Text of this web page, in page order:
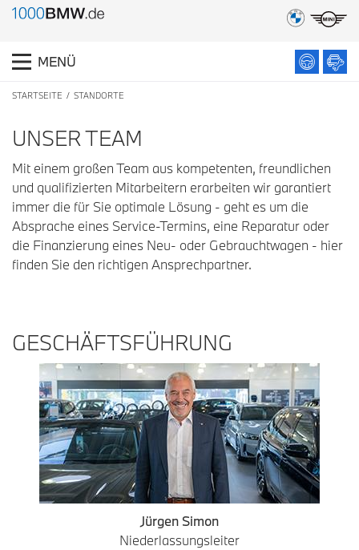
MENÜ
STARTSEITE STANDORTE
UNSER TEAM
Mit einem großen Team aus kompetenten, freundlichen
und qualifizierten Mitarbeitern erarbeiten wir garantiert
immer die für Sie optimale Lösung - geht es um die
Absprache eines Service-Termins, eine Reparatur oder
die Finanzierung eines Neu- oder Gebrauchtwagen - hier
finden Sie den richtigen Ansprechpartner.
GESCHÄFTSFÜHRUNG
Jürgen Simon
Niederlassungsleiter